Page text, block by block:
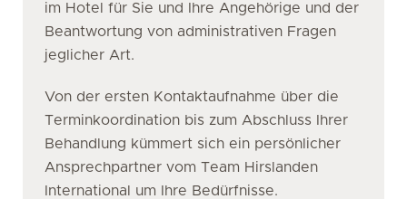
im Hotel für Sie und Ihre Angehörige und der
Beantwortung von administrativen Fragen
jeglicher Art.
Von der ersten Kontaktaufnahme über die
Terminkoordination bis zum Abschluss Ihrer
Behandlung kümmert sich ein persönlicher
Ansprechpartner vom Team Hirslanden
International um Ihre Bedürfnisse.